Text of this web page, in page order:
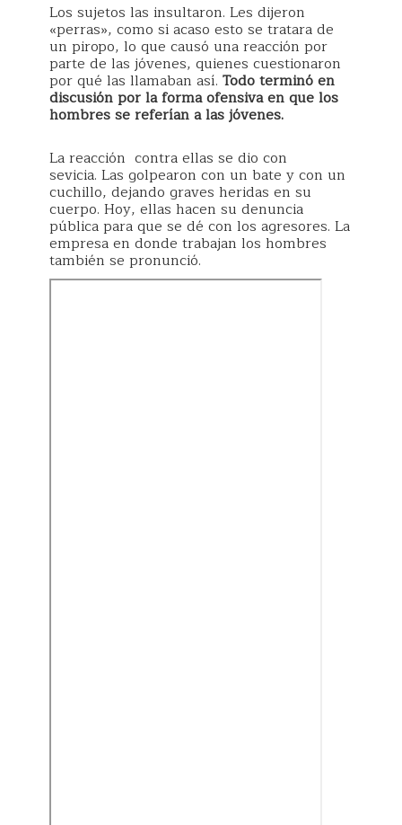
Los sujetos las insultaron. Les dijeron
«perras», como si acaso esto se tratara de
un piropo, lo que causó una reacción por
parte de las jóvenes, quienes cuestionaron
por qué las llamaban así. Todo terminó en
discusión por la forma ofensiva en que los
hombres se referían a las jóvenes.
La reacción contra ellas se dio con
sevicia. Las golpearon con un bate y con un
cuchillo, dejando graves heridas en su
cuerpo. Hoy, ellas hacen su denuncia
pública para que se dé con los agresores. La
empresa en donde trabajan los hombres
también se pronunció.